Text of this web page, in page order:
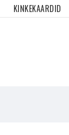
KINKEKAARDID